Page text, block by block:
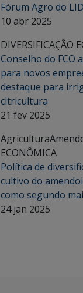
Fórum Agro do
10 abr 2025
DIVERSIFICAÇÃO
Conselho do FCO
para novos
destaque para
citricultura
21 fev 2025
Agricultura
ECONÔMICA
Política de
cultivo do
como segundo
24 jan 2025